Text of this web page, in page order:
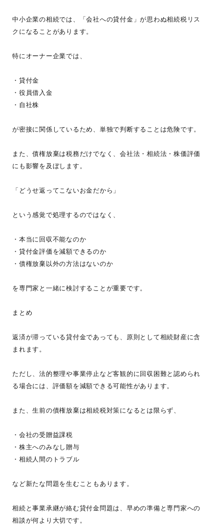
中小企業の相続では、「会社への貸付金」が思わぬ相続税リス
クになることがあります。
特にオーナー企業では、
・貸付金
・役員借入金
・自社株
が密接に関係しているため、単独で判断することは危険です。
また、債権放棄は税務だけでなく、会社法・相続法・株価評価
にも影響を及ぼします。
「どうせ返ってこないお金だから」
という感覚で処理するのではなく、
・本当に回収不能なのか
・貸付金評価を減額できるのか
・債権放棄以外の方法はないのか
を専門家と一緒に検討することが重要です。
まとめ
返済が滞っている貸付金であっても、原則として相続財産に含
まれます。
ただし、法的整理や事業停止など客観的に回収困難と認められ
る場合には、評価額を減額できる可能性があります。
また、生前の債権放棄は相続税対策になるとは限らず、
・会社の受贈益課税
・株主へのみなし贈与
・相続人間のトラブル
など新たな問題を生むこともあります。
相続と事業承継が絡む貸付金問題は、早めの準備と専門家への
相談が何より大切です。